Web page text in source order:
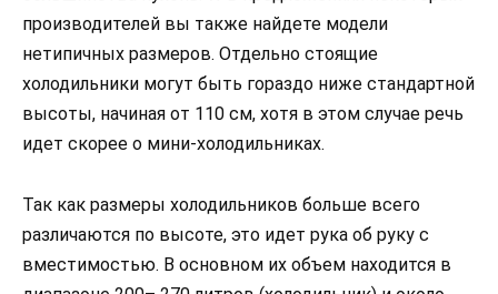
производителей вы также найдете модели
нетипичных размеров. Отдельно стоящие
холодильники могут быть гораздо ниже стандартной
высоты, начиная от 110 см, хотя в этом случае речь
идет скорее о мини-холодильниках.
Так как размеры холодильников больше всего
различаются по высоте, это идет рука об руку с
вместимостью. В основном их объем находится в